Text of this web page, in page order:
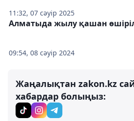
11:32, 07 сәуір 2025
09:54, 08 сәуір 2024
Алматыда жылу қашан
Жаңалықтан zakon.kz
хабардар болыңыз: